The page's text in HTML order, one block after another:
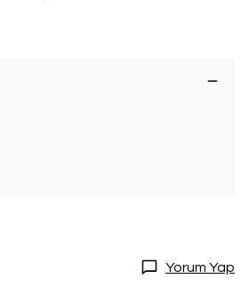
Yorum Yap